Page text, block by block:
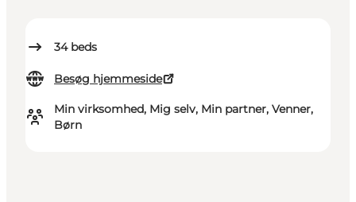
34 beds
Besøg hjemmeside
Min virksomhed, Mig selv, Min partner, Venner,
Børn